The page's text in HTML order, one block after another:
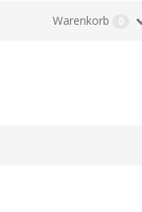
Warenkorb 0